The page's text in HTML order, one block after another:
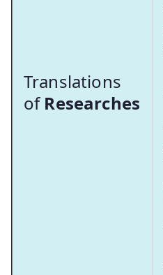
Translations
ofResearches